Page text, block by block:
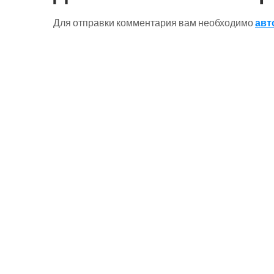
Для отправки комментария вам необходимо